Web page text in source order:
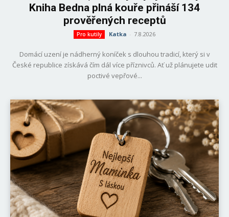
Kniha Bedna plná kouře přináší 134
prověřených receptů
Pro kutily Katka - 7.8.2026
Domácí uzení je nádherný koníček s dlouhou tradicí, který si v
České republice získává čím dál více příznivců. Ať už plánujete udit
poctivé vepřové...